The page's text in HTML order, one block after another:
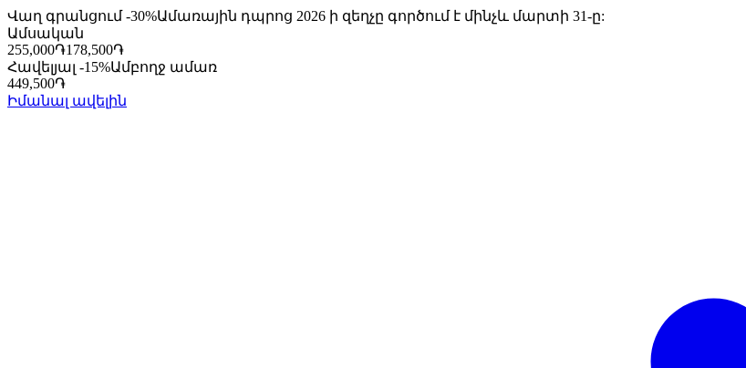
Վաղ գրանցում -30%Ամառային դպրոց 2026 ի զեղչը գործում է մինչև մարտի 31-ը:
Ամսական
255,000֏178,500֏
Հավելյալ -15%Ամբողջ ամառ
449,500֏
Իմանալ ավելին